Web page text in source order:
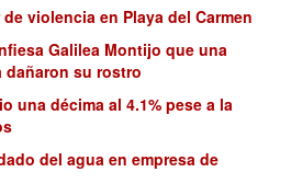
de violencia en Playa del Carmen
Galilea Montijo que una
dañaron su rostro
una décima al 4.1% pese a la
del agua en empresa de